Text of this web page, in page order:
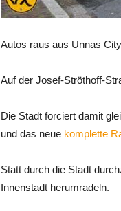
Autos raus aus Unnas
Auf der Josef-Ströthoff-
Die Stadt forciert damit
und das neue komplette
Statt durch die Stadt
Innenstadt herumradeln.